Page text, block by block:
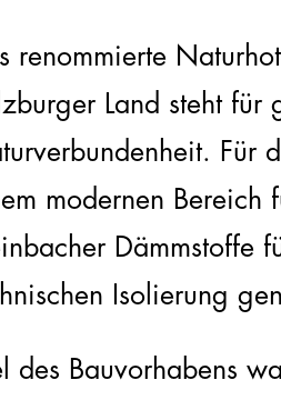
renommierte
Land steht für
Für
modernen Bereich
Dämmstoffe
Isolierung
des Bauvorhabens